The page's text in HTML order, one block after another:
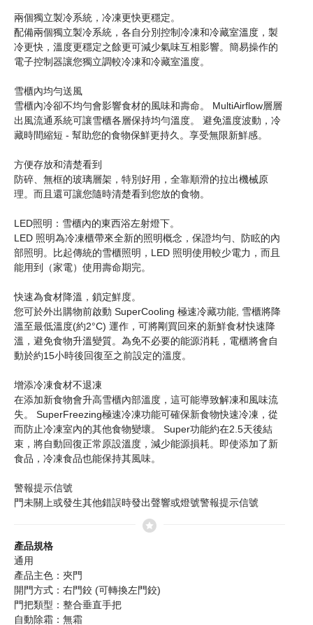
兩個獨立製冷系統，冷凍更快更穩定。
配備兩個獨立製冷系統，各自分別控制冷凍和冷藏室溫度，製
冷更快，溫度更穩定之餘更可減少氣味互相影響。簡易操作的
電子控制器讓您獨立調較冷凍和冷藏室溫度。
雪櫃內均勻送風
雪櫃內冷卻不均勻會影響食材的風味和壽命。 MultiAirflow層層
出風流通系統可讓雪櫃各層保持均勻溫度。 避免溫度波動，冷
藏時間縮短 - 幫助您的食物保鮮更持久。享受無限新鮮感。
方便存放和清楚看到
防碎、無框的玻璃層架，特別好用，全靠順滑的拉出機械原
理。而且還可讓您隨時清楚看到您放的食物。
LED照明：雪櫃內的東西浴左射燈下。
LED 照明為冷凍櫃帶來全新的照明概念，保證均勻、防眩的內
部照明。比起傳統的雪櫃照明，LED 照明使用較少電力，而且
能用到（家電）使用壽命期完。
快速為食材降溫，鎖定鮮度。
您可於外出購物前啟動 SuperCooling 極速冷藏功能, 雪櫃將降
溫至最低溫度(約2°C) 運作，可將剛買回來的新鮮食材快速降
溫，避免食物升溫變質。為免不必要的能源消耗，電櫃將會自
動於約15小時後回復至之前設定的溫度。
增添冷凍食材不退凍
在添加新食物會升高雪櫃內部溫度，這可能導致解凍和風味流
失。 SuperFreezing極速冷凍功能可確保新食物快速冷凍，從
而防止冷凍室內的其他食物變壞。 Super功能約在2.5天後結
束，將自動回復正常原設溫度，減少能源損耗。即使添加了新
食品，冷凍食品也能保持其風味。
警報提示信號
門未關上或發生其他錯誤時發出聲響或燈號警報提示信號
產品規格
通用
產品主色：夾門
開門方式：右門鉸 (可轉換左門鉸)
門把類型：整合垂直手把
自動除霜：無霜